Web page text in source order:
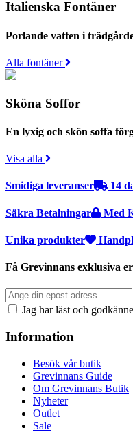
Italienska Fontäner
Porlande vatten i
Alla fontäner
Sköna Soffor
En lyxig och skön soffa
Visa alla
Smidiga leveranser 14
Säkra Betalningar Med
Unika produkter
Få Grevinnans exklusiva
Jag har läst och
Information
Besök vår butik
Grevinnans Guide
Om Grevinnans Butik
Nyheter
Outlet
Sale